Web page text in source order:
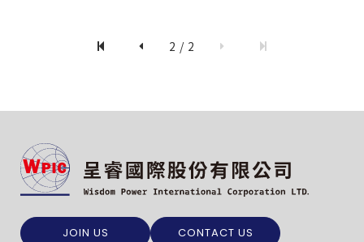
2 / 2
JOIN US CONTACT US